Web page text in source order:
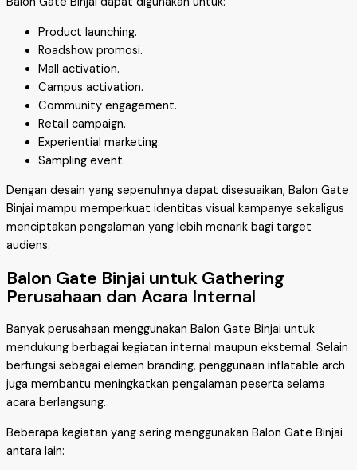
Product launching.
Roadshow promosi.
Mall activation.
Campus activation.
Community engagement.
Retail campaign.
Experiential marketing.
Sampling event.
Dengan desain yang sepenuhnya dapat disesuaikan, Balon Gate
Binjai mampu memperkuat identitas visual kampanye sekaligus
menciptakan pengalaman yang lebih menarik bagi target
audiens.
Balon Gate Binjai untuk Gathering
Perusahaan dan Acara Internal
Banyak perusahaan menggunakan Balon Gate Binjai untuk
mendukung berbagai kegiatan internal maupun eksternal. Selain
berfungsi sebagai elemen branding, penggunaan inflatable arch
juga membantu meningkatkan pengalaman peserta selama
acara berlangsung.
Beberapa kegiatan yang sering menggunakan Balon Gate Binjai
antara lain: